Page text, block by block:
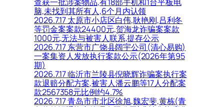
脑,未找到其所有人,6个月内认领
2026.7.17 太原市小店区白伟,耿艳刚,吕利冬
等罚金案案款24400元,贺海龙诈骗案案款
1000元,无法与被害人联系,提存公示
2026.7.17 东营市广饶县阔宇公司(清心易购)
一案集资人发放执行案款公示(2026年第95
期)
2026.7.17 临沂市兰陵县倪晓辉诈骗案执行案
款退赔分配方案,被害人潘云鹏等17人分配案
款2567358元比例约4.7%
2026.7.17 青岛市市北区徐旭,魏宏斐,黄栋(青